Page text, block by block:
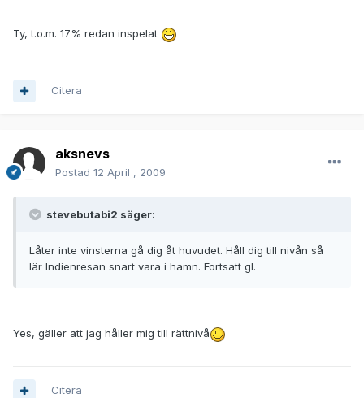
Ty, t.o.m. 17% redan inspelat
Citera
aksnevs
Postad 12 April , 2009
stevebutabi2 säger:
Låter inte vinsterna gå dig åt huvudet. Håll dig till nivån så
lär Indienresan snart vara i hamn. Fortsatt gl.
Yes, gäller att jag håller mig till rättnivå
Citera